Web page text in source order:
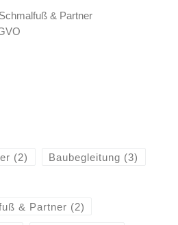
& Partner
(2) Baubegleitung (3)
& Partner (2)